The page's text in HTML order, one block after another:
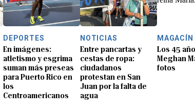
DEPORTES
En imágenes:
atletismo y esgrima
suman más preseas
para Puerto Rico en
los
Centroamericanos
NOTICIAS
Entre pancartas y
cestas de ropa:
ciudadanos
protestan en San
Juan por la falta de
agua
MAGACÍN
Los 45
Meghan
fotos